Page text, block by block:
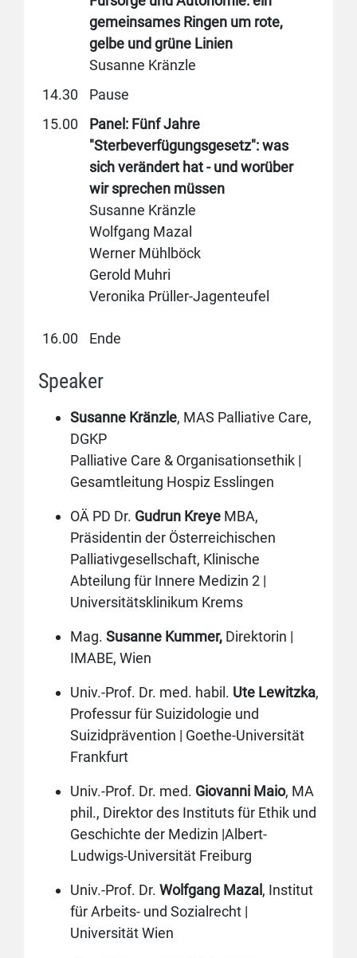
gemeinsames Ringen um rote,
gelbe und grüne Linien
Susanne Kränzle
14.30
Pause
15.00
Panel: Fünf Jahre
"Sterbeverfügungsgesetz": was
sich verändert hat - und worüber
wir sprechen müssen
Susanne Kränzle
Wolfgang Mazal
Werner Mühlböck
Gerold Muhri
Veronika Prüller-Jagenteufel
16.00 Ende
Speaker
Susanne Kränzle, MAS Palliative Care,
DGKP
Palliative Care & Organisationsethik |
Gesamtleitung Hospiz Esslingen
OÄ PD Dr. Gudrun Kreye MBA,
Präsidentin der Österreichischen
Palliativgesellschaft, Klinische
Abteilung für Innere Medizin 2 |
Universitätsklinikum Krems
Mag. Susanne Kummer, Direktorin |
IMABE, Wien
Univ.-Prof. Dr. med. habil. Ute Lewitzka,
Professur für Suizidologie und
Suizidprävention | Goethe-Universität
Frankfurt
Univ.-Prof. Dr. med. Giovanni Maio, MA
phil., Direktor des Instituts für Ethik und
Geschichte der Medizin |Albert-
Ludwigs-Universität Freiburg
Univ.-Prof. Dr. Wolfgang Mazal , Institut
für Arbeits- und Sozialrecht |
Universität Wien